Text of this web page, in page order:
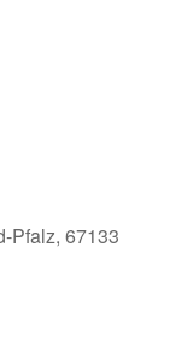
Pfalz, 67133